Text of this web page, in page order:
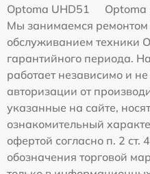
Optoma UHD51
Optoma
Мы занимаемся ремонтом
обслуживанием техники
гарантийного периода.
работает независимо и
авторизации от
указанные на сайте,
ознакомительный
офертой согласно п. 2
обозначения торговой